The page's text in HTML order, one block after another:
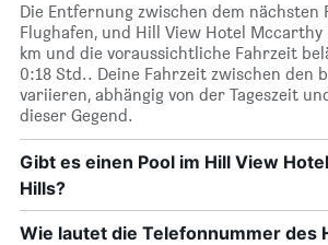
Die Entfernung zwischen dem nächsten
Flughafen, und Hill View Hotel
km und die voraussichtliche Fahrzeit
0:18 Std.. Deine Fahrzeit zwischen den
variieren, abhängig von der Tageszeit
dieser Gegend.
Gibt es einen Pool im Hill View
Hills?
Wie lautet die Telefonnummer des